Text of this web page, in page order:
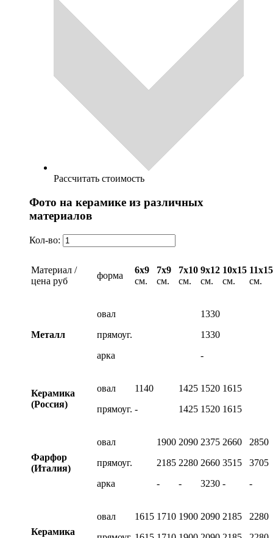
Рассчитать стоимость
Фото на керамике из различных
материалов
Кол-во:
Материал /
цена руб
форма
6х9
см.
7х9
см.
7х10
см.
9х12
см.
10х15
см.
11х15
см.
Металл
овал
прямоуг.
арка
1330
1330
-
Керамика
(Россия)
овал
прямоуг.
1140
-
1425
1425
1520
1520
1615
1615
Фарфор
(Италия)
овал
прямоуг.
арка
1900
2185
-
2090
2280
-
2375
2660
3230
2660
3515
-
2850
3705
-
Керамика
овал
1615 1710 1900 2090 2185
2280